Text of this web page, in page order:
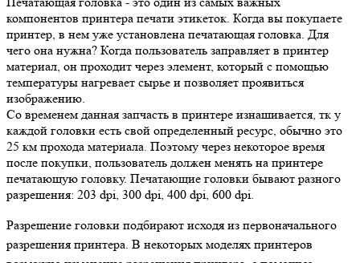
компонентов принтера печати этикеток. Когда вы покупаете
принтер, в нем уже установлена печатающая головка. Для
чего она нужна? Когда пользователь заправляет в принтер
материал, он проходит через элемент, который с помощью
температуры нагревает сырье и позволяет проявиться
изображению.
Со временем данная запчасть в принтере изнашивается, тк у
каждой головки есть свой определенный ресурс, обычно это
25 км прохода материала. Поэтому через некоторое время
после покупки, пользователь должен менять на принтере
печатающую головку. Печатающие головки бывают разного
разрешения: 203 dpi, 300 dpi, 400 dpi, 600 dpi.
Разрешение головки подбирают исходя из первоначального
разрешения принтера. В некоторых моделях принтеров